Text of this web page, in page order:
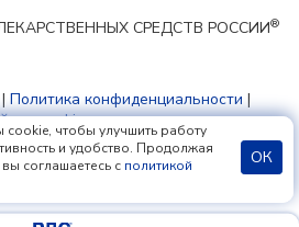
СРЕДСТВ РОССИИ®
| Политика конфиденциальности |
cookie
18+
cookie, чтобы улучшить работу
и удобство. Продолжая
соглашаетесь с политикой
ОК